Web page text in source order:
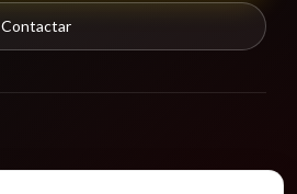
Contactar